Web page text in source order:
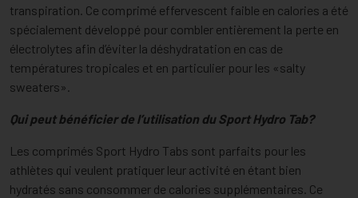
transpiration. Ce comprimé effervescent faible en calories a été
spécialement développé pour combler entièrement la perte en
électrolytes afin d’éviter la déshydratation en cas de
températures tropicales et en particulier pour les «salty
sweaters».
Qui peut bénéficier de l’utilisation du Sport Hydro Tab?
Les comprimés Sport Hydro Tabs sont parfaits pour les
athlètes qui veulent pratiquer leur activité en étant bien
hydratés sans consommer de calories supplémentaires. Ce